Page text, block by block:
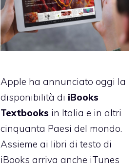
Apple ha annunciato oggi la
disponibilità di iBooks
Textbooks in Italia e in altri
cinquanta Paesi del mondo.
Assieme ai libri di testo di
iBooks arriva anche iTunes